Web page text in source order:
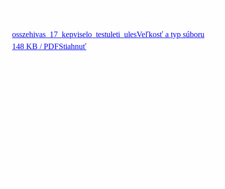
osszehivas_17_kepviselo_testuleti_ulesVeľkosť a typ súboru
148 KB / PDFStiahnuť